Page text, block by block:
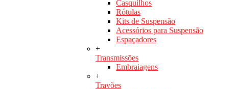
Casquilhos
Rótulas
Kits de Suspensão
Acessórios para Suspensão
Espaçadores
+
Transmissões
Embraiagens
+
Travões